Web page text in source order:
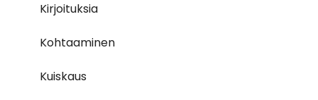
Kirjoituksia
Kohtaaminen
Kuiskaus